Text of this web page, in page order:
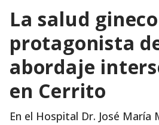
La salud
protagonista
abordaje
en Cerrito
En el Hospital Dr. José María